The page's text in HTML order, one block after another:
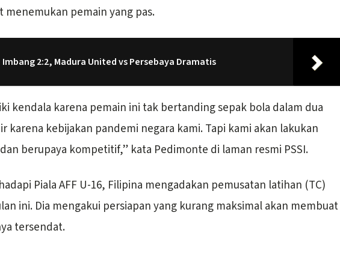
menemukan pemain yang pas.
Imbang 2:2, Madura United vs Persebaya Dramatis
kendala karena pemain ini tak bertanding sepak bola dalam dua
karena kebijakan pandemi negara kami. Tapi kami akan lakukan
berupaya kompetitif,” kata Pedimonte di laman resmi PSSI.
Piala AFF U-16, Filipina mengadakan pemusatan latihan (TC)
ini. Dia mengakui persiapan yang kurang maksimal akan membuat
tersendat.